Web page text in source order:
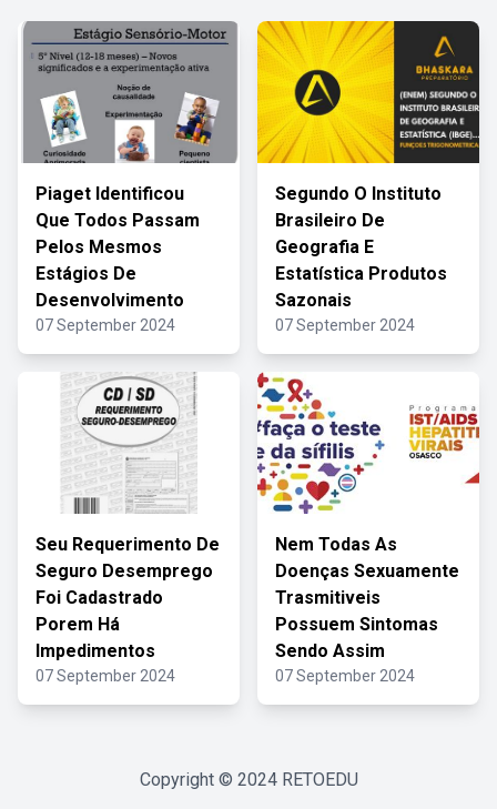
Piaget Identificou
Que Todos Passam
Pelos Mesmos
Estágios De
Desenvolvimento
07 September 2024
Segundo O Instituto
Brasileiro De
Geografia E
Estatística Produtos
Sazonais
07 September 2024
Seu Requerimento De
Seguro Desemprego
Foi Cadastrado
Porem Há
Impedimentos
07 September 2024
Nem Todas As
Doenças Sexuamente
Trasmitiveis
Possuem Sintomas
Sendo Assim
07 September 2024
Copyright © 2024 RETOEDU